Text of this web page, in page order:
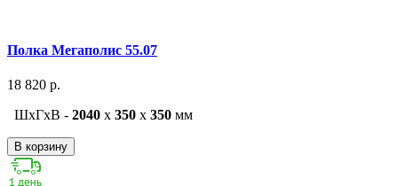
Полка Мегаполис 55.07
18 820 р.
ШxГxВ - 2040 x 350 x 350 мм
В корзину